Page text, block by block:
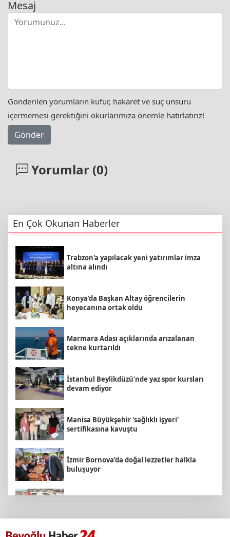
Mesaj
Gönderilen yorumların küfür, hakaret ve suç unsuru
içermemesi gerektiğini okurlarımıza önemle hatırlatırız!
Gönder
Yorumlar (0)
En Çok Okunan Haberler
Trabzon'a yapılacak yeni yatırımlar imza
altına alındı
Konya'da Başkan Altay öğrencilerin
heyecanına ortak oldu
Marmara Adası açıklarında arızalanan
tekne kurtarıldı
İstanbul Beylikdüzü’nde yaz spor kursları
devam ediyor
Manisa Büyükşehir 'sağlıklı işyeri'
sertifikasına kavuştu
İzmir Bornova’da doğal lezzetler halkla
buluşuyor